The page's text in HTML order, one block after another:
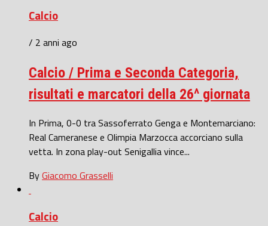
Calcio
/ 2 anni ago
Calcio / Prima e Seconda Categoria,
risultati e marcatori della 26^ giornata
In Prima, 0-0 tra Sassoferrato Genga e Montemarciano:
Real Cameranese e Olimpia Marzocca accorciano sulla
vetta. In zona play-out Senigallia vince...
ByGiacomo Grasselli
Calcio